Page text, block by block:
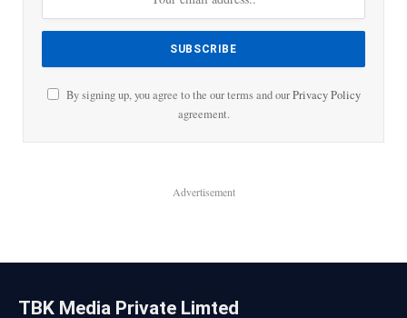
By signing up, you agree to the our terms and ourPrivacy Policy
agreement.
Advertisement
TBK Media Private Limted